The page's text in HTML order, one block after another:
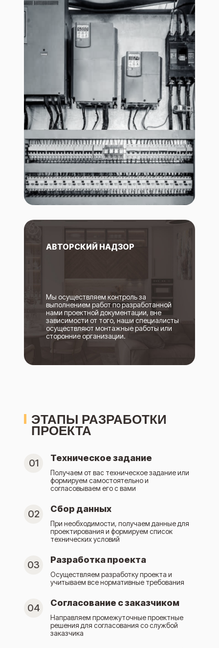
Мы осуществляем контроль за
выполнением работ по разработанной
нами проектной документации, вне
зависимости от того, наши специалисты
осуществляют монтажные работы или
сторонние организации.
АВТОРСКИЙ НАДЗОР
ЭТАПЫ РАЗРАБОТКИ
ПРОЕКТА
04 Согласование с заказчиком
Направляем промежуточные проектные
решения для согласования со службой
заказчика
03 Разработка проекта
Осуществляем разработку проекта и
учитываем все нормативные требования
02 Сбор данных
При необходимости, получаем данные для
проектирования и формируем список
технических условий
01 Техническое задание
Получаем от вас техническое задание или
формируем самостоятельно и
согласовываем его с вами